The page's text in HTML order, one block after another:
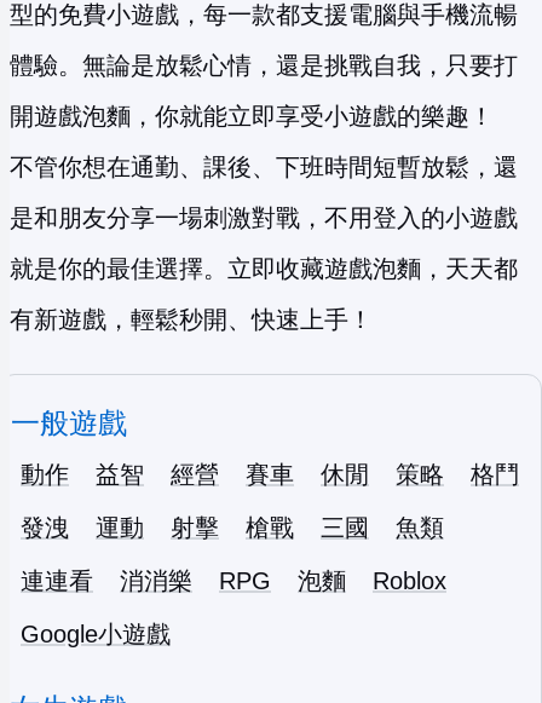
型的免費小遊戲，每一款都支援電腦與手機流暢
體驗。無論是放鬆心情，還是挑戰自我，只要打
開遊戲泡麵，你就能立即享受小遊戲的樂趣！
不管你想在通勤、課後、下班時間短暫放鬆，還
是和朋友分享一場刺激對戰，不用登入的小遊戲
就是你的最佳選擇。立即收藏遊戲泡麵，天天都
有新遊戲，輕鬆秒開、快速上手！
一般遊戲
動作 益智 經營 賽車 休閒 策略
格鬥
發洩
運動 射擊 槍戰 三國
魚類
連連看
消消樂 RPG 泡麵
Roblox
Google小遊戲